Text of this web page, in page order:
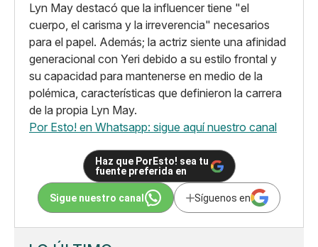
Lyn May destacó que la influencer tiene "el
cuerpo, el carisma y la irreverencia" necesarios
para el papel. Además; la actriz siente una afinidad
generacional con Yeri debido a su estilo frontal y
su capacidad para mantenerse en medio de la
polémica, características que definieron la carrera
de la propia Lyn May.
Por Esto! en Whatsapp: sigue aquí nuestro canal
Haz que PorEsto! sea tu
fuente preferida en
Sigue nuestro canal Síguenos en